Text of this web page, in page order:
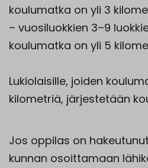
koulumatka on yli 3
– vuosiluokkien 3–9
koulumatka on yli 5
Lukiolaisille, joiden
kilometriä, järjestetään
Jos oppilas on
kunnan osoittamaan